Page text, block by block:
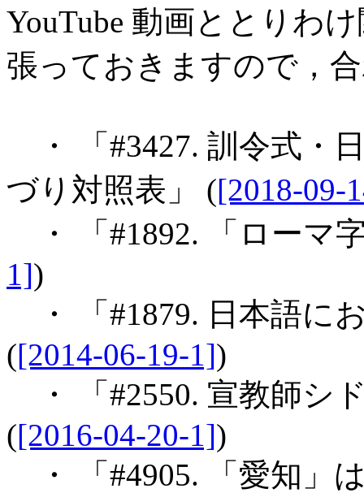
YouTube 動画ととりわ
張っておきますので，
・ 「#3427. 訓令式・
づり対照表」 ([2018-09-
・ 「#1892. 「ローマ
1])
・ 「#1879. 日本語に
([2014-06-19-1])
・ 「#2550. 宣教師シ
([2016-04-20-1])
・ 「#4905. 「愛知」